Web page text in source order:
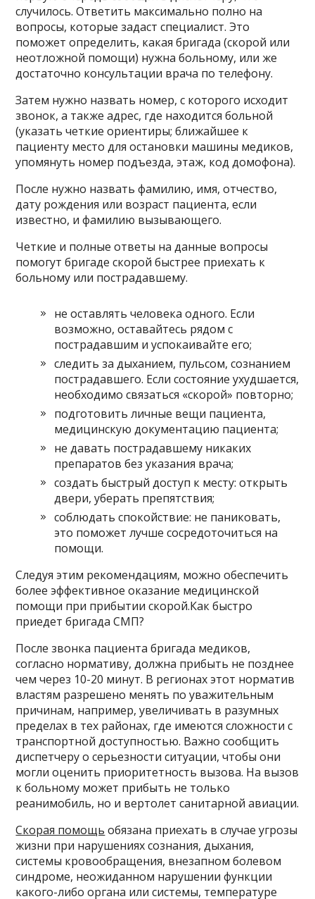
случилось. Ответить максимально полно на
вопросы, которые задаст специалист. Это
поможет определить, какая бригада (скорой или
неотложной помощи) нужна больному, или же
достаточно консультации врача по телефону.
Затем нужно назвать номер, с которого исходит
звонок, а также адрес, где находится больной
(указать четкие ориентиры; ближайшее к
пациенту место для остановки машины медиков,
упомянуть номер подъезда, этаж, код домофона).
После нужно назвать фамилию, имя, отчество,
дату рождения или возраст пациента, если
известно, и фамилию вызывающего.
Четкие и полные ответы на данные вопросы
помогут бригаде скорой быстрее приехать к
больному или пострадавшему.
не оставлять человека одного. Если
возможно, оставайтесь рядом с
пострадавшим и успокаивайте его;
следить за дыханием, пульсом, сознанием
пострадавшего. Если состояние ухудшается,
необходимо связаться «скорой» повторно;
подготовить личные вещи пациента,
медицинскую документацию пациента;
не давать пострадавшему никаких
препаратов без указания врача;
создать быстрый доступ к месту: открыть
двери, уберать препятствия;
соблюдать спокойствие: не паниковать,
это поможет лучше сосредоточиться на
помощи.
Следуя этим рекомендациям, можно обеспечить
более эффективное оказание медицинской
помощи при прибытии скорой.Как быстро
приедет бригада СМП?
После звонка пациента бригада медиков,
согласно нормативу, должна прибыть не позднее
чем через 10-20 минут. В регионах этот норматив
властям разрешено менять по уважительным
причинам, например, увеличивать в разумных
пределах в тех районах, где имеются сложности с
транспортной доступностью. Важно сообщить
диспетчеру о серьезности ситуации, чтобы они
могли оценить приоритетность вызова. На вызов
к больному может прибыть не только
реанимобиль, но и вертолет санитарной авиации.
Скорая помощь обязана приехать в случае угрозы
жизни при нарушениях сознания, дыхания,
системы кровообращения, внезапном болевом
синдроме, неожиданном нарушении функции
какого-либо органа или системы, температуре